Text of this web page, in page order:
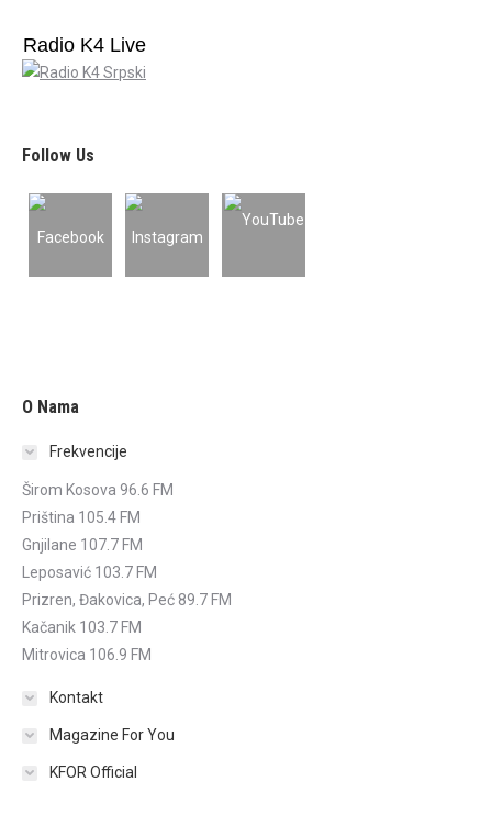
Radio K4 Live
Follow Us
O Nama
Frekvencije
Širom Kosova 96.6 FM
Priština 105.4 FM
Gnjilane 107.7 FM
Leposavić 103.7 FM
Prizren, Đakovica, Peć 89.7 FM
Kačanik 103.7 FM
Mitrovica 106.9 FM
Kontakt
Magazine For You
KFOR Official